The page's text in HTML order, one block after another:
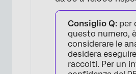
Consiglio Q: per
questo numero,
considerare le
desidera
raccolti. Per un